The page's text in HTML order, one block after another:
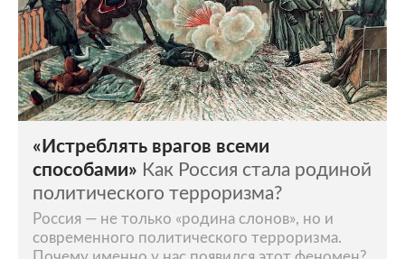
«Истреблять врагов всеми
способами» Как Россия стала родиной
политического терроризма?
Россия — не только «родина слонов», но и
современного политического терроризма.